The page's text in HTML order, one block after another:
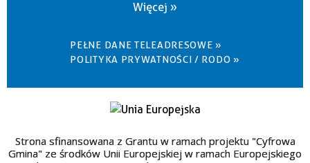
Więcej »
PEŁNE DANE TELEADRESOWE »
POLITYKA PRYWATNOŚCI / RODO »
Strona sfinansowana z Grantu w ramach projektu "Cyfrowa
Gmina" ze środków Unii Europejskiej w ramach Europejskiego